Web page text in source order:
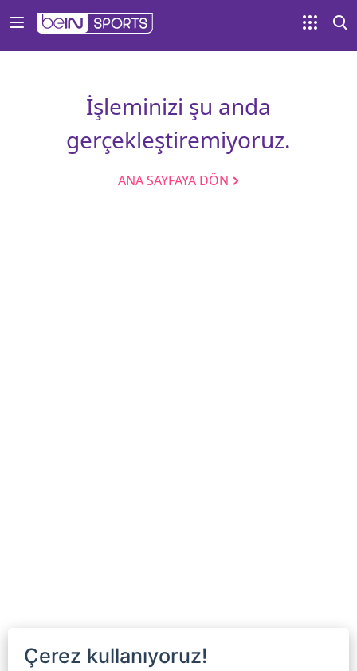
İşleminizi şu anda
gerçekleştiremiyoruz.
ANA SAYFAYA DÖN
Çerez kullanıyoruz!